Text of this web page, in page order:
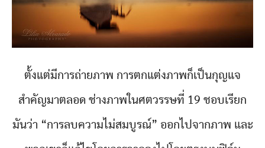
ตั้งแต่มีการถ่ายภาพ การตกแต่งภาพก็เป็นกุญแจ
สำคัญมาตลอด ช่างภาพในศตวรรษที่ 19 ชอบเรียก
มันว่า “การลบความไม่สมบูรณ์” ออกไปจากภาพ และ